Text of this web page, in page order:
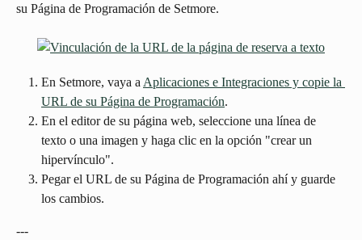
su Página de Programación de Setmore.
En Setmore, vaya a Aplicaciones e Integraciones y copie la
URL de su Página de Programación.
En el editor de su página web, seleccione una línea de
texto o una imagen y haga clic en la opción "crear un
hipervínculo".
Pegar el URL de su Página de Programación ahí y guarde
los cambios.
---